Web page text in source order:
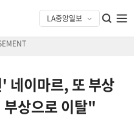
네이마르, 또 부상
상으로 이탈"